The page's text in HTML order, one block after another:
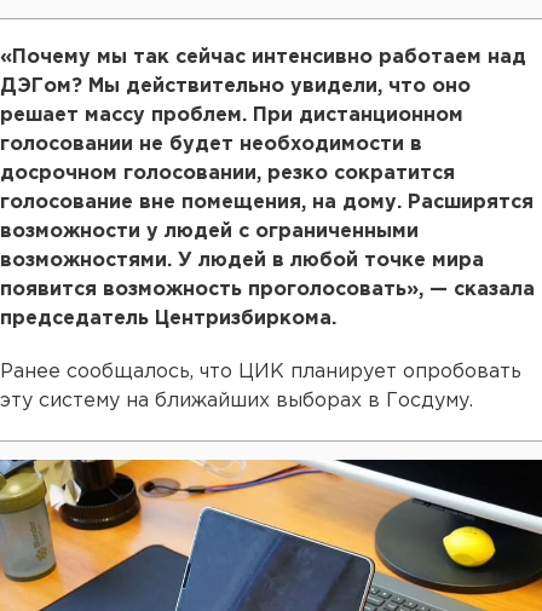
«Почему мы так сейчас интенсивно работаем над
ДЭГом? Мы действительно увидели, что оно
решает массу проблем. При дистанционном
голосовании не будет необходимости в
досрочном голосовании, резко сократится
голосование вне помещения, на дому. Расширятся
возможности у людей с ограниченными
возможностями. У людей в любой точке мира
появится возможность проголосовать», — сказала
председатель Центризбиркома.
Ранее сообщалось, что ЦИК планирует опробовать
эту систему на ближайших выборах в Госдуму.